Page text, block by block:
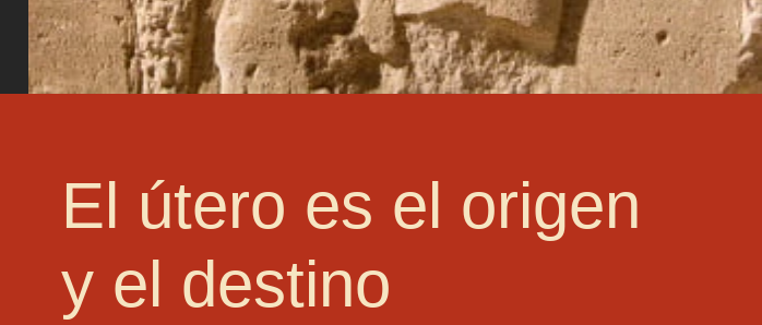
El útero es el origen
y el destino